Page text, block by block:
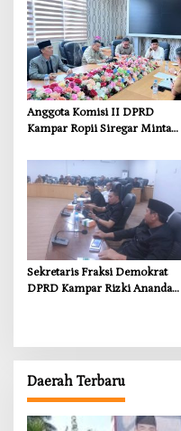
Anggota Komisi II DPRD
Kampar Ropii Siregar Minta
Ancaman Kekosongan Obat
demi Wujudkan Kampar Dihati
Sekretaris Fraksi Demokrat
DPRD Kampar Rizki Ananda
Daerah Terbaru